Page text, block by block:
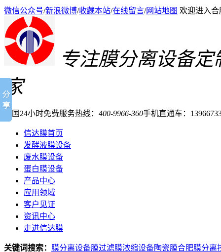
微信公众号/新浪微博/收藏本站/在线留言/网站地图 欢迎进入
专注膜分离设备定
家
全国24小时免费服务热线： 400-9966-360手机直通车：
信达膜首页
发酵液膜设备
废水膜设备
蛋白膜设备
产品中心
应用领域
客户见证
资讯中心
走进信达膜
关键词搜索： 膜分离设备膜过滤膜浓缩设备陶瓷膜合肥膜分离